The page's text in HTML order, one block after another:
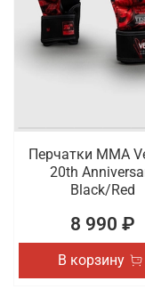
Перчатки ММА
20th
Black/Red
8 990 ₽
В корзину